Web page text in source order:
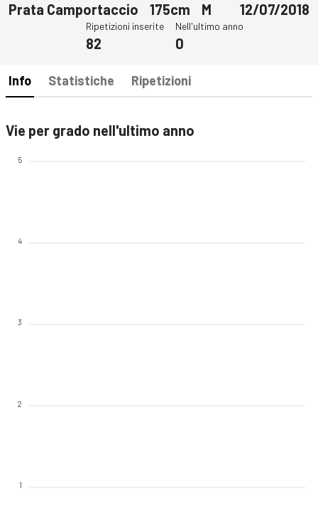
Prata Camportaccio 175cm M 12/07/2018
Ripetizioni inserite
82
Nell'ultimo anno
0
Info Statistiche Ripetizioni
Vie per grado nell'ultimo anno
5
4
3
2
1